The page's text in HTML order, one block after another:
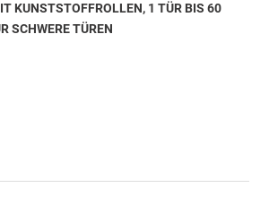
KUNSTSTOFFROLLEN, 1 TÜR BIS 60
SCHWERE TÜREN